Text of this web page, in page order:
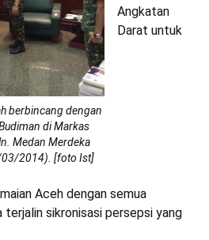
berbincang dengan
di Markas
Medan Merdeka
03/2014). [foto Ist]
Angkatan
Darat untuk
Aceh dengan semua
terjalin sikronisasi persepsi yang